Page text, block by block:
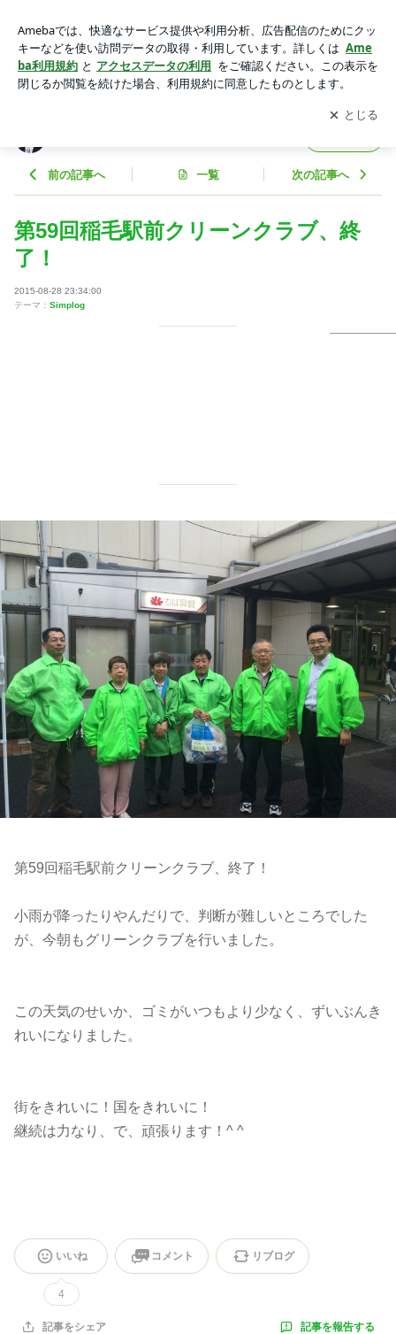
たかしオフィシャルブログ Powered by Ameba
アプリをダウンロードして ブログの更新通知
を受け取りまし
ょう。
開く
前の記事へ 一覧 次の記事へ
第59回稲毛駅前クリーンクラブ、終
了！
2015-08-28 23:34:00
テーマ： Simplog
第59回稲毛駅前クリーンクラブ、終了！
小雨が降ったりやんだりで、判断が難しいところでした
が、今朝もグリーンクラブを行いました。
この天気のせいか、ゴミがいつもより少なく、ずいぶんき
れいになりました。
街をきれいに！国をきれいに！
継続は力なり、で、頑張ります！^ ^
いいね
4
コメント リブログ
記事をシェア 記事を報告する